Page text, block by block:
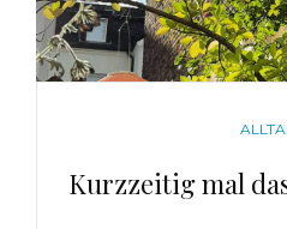
Kurzzeitig mal